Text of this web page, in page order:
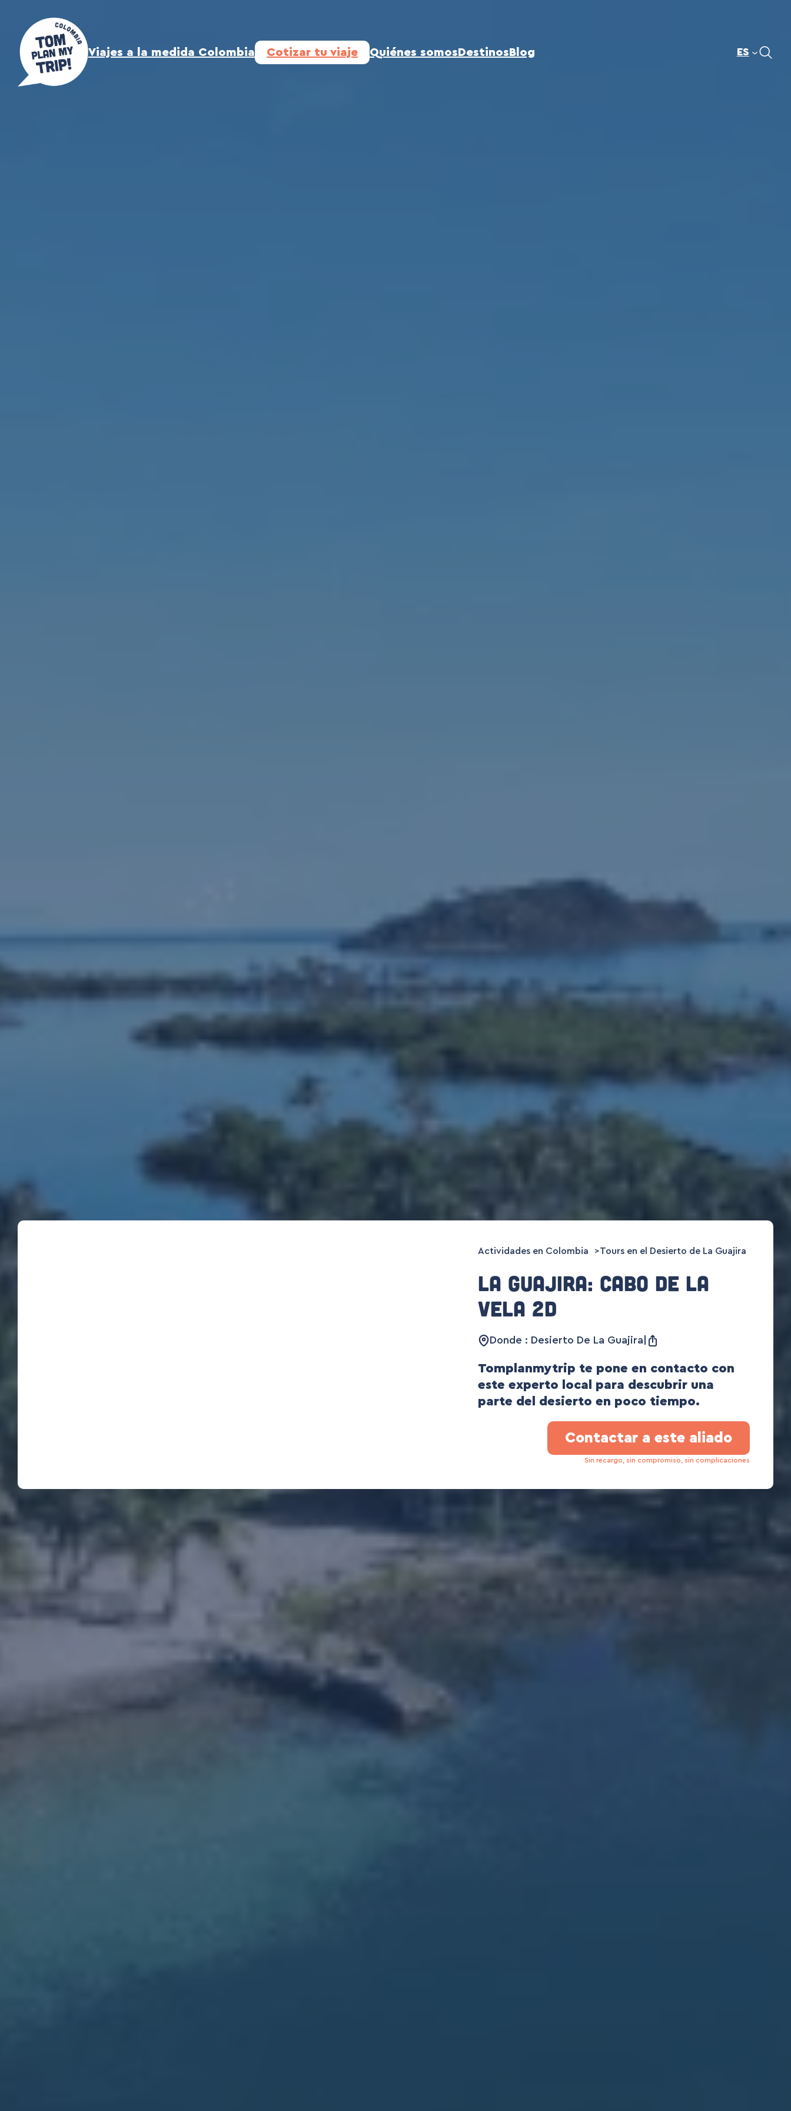
contenido
Viajes a la medida Colombia Cotizar tu viaje Quiénes somosDestinosBlog ES
Actividades en Colombia Tours en el Desierto de La Guajira
La Guajira: Cabo De La
Vela 2d
Donde : Desierto De La Guajira
Tomplanmytrip te pone en contacto con
este experto local para descubrir una
parte del desierto en poco tiempo.
Contactar a este aliado
Sin recargo, sin compromiso, sin complicaciones